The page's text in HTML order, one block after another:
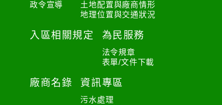
政令宣導
土地配置與廠商情形
地理位置與交通狀況
入區相關規定 為民服務
法令規章
表單/文件下載
廠商名錄 資訊專區
污水處理